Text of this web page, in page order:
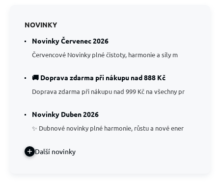
NOVINKY
Novinky Červenec 2026
Červencové Novinky plné čistoty, harmonie a síly m
🚚 Doprava zdarma při nákupu nad 888 Kč
Doprava zdarma při nákupu nad 999 Kč na všechny pr
Novinky Duben 2026
✨ Dubnové novinky plné harmonie, růstu a nové ener
Další novinky